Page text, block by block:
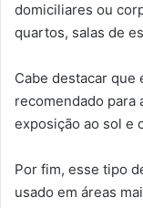
domiciliares ou
quartos, salas de
Cabe destacar que
recomendado para
exposição ao sol e
Por fim, esse tipo
usado em áreas